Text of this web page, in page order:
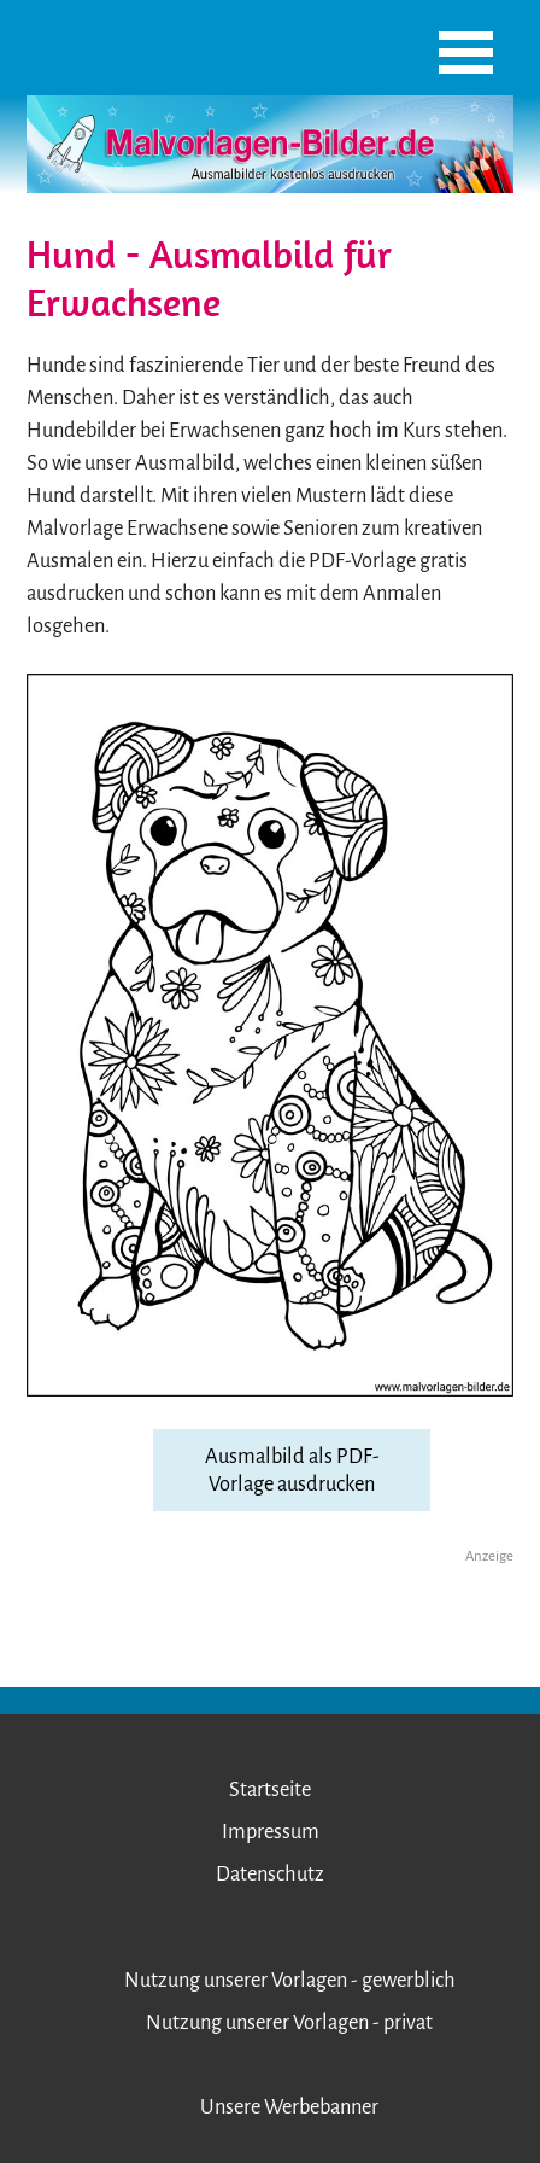
Hund - Ausmalbild für
Erwachsene
Hunde sind faszinierende Tier und der beste Freund des
Menschen. Daher ist es verständlich, das auch
Hundebilder bei Erwachsenen ganz hoch im Kurs stehen.
So wie unser Ausmalbild, welches einen kleinen süßen
Hund darstellt. Mit ihren vielen Mustern lädt diese
Malvorlage Erwachsene sowie Senioren zum kreativen
Ausmalen ein. Hierzu einfach die PDF-Vorlage gratis
ausdrucken und schon kann es mit dem Anmalen
losgehen.
Ausmalbild als PDF-
Vorlage ausdrucken
Anzeige
Startseite
Impressum
Datenschutz
Nutzung unserer Vorlagen - gewerblich
Nutzung unserer Vorlagen - privat
Unsere Werbebanner